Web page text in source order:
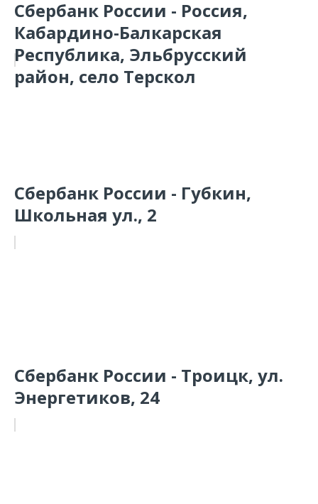
Сбербанк России - Россия,
Кабардино-Балкарская
Республика, Эльбрусский
район, село Терскол
Сбербанк России - Губкин,
Школьная ул., 2
Сбербанк России - Троицк, ул.
Энергетиков, 24